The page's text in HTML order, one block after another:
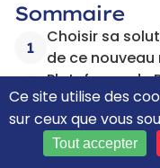
Sommaire
1
Choisir sa
de ce
2
Plateforme de
(PDP) : quels
3 jefacture.com
Ces articles
Ce site utilise des
sur ceux que vous
Tout accepter